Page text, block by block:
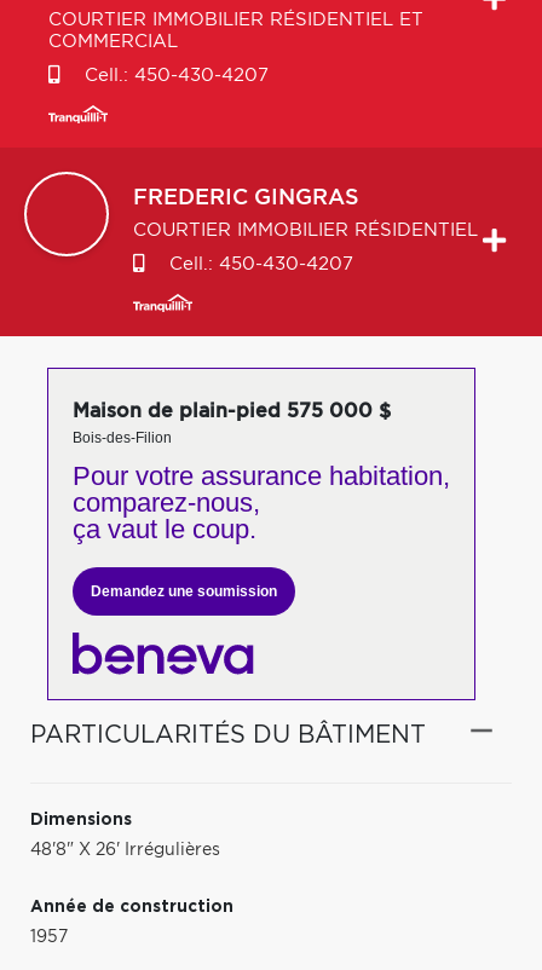
COURTIER IMMOBILIER RÉSIDENTIEL ET
COMMERCIAL
Cell.: 450-430-4207
FREDERIC GINGRAS
COURTIER IMMOBILIER RÉSIDENTIEL
Cell.: 450-430-4207
Maison de plain-pied 575 000 $
Bois-des-Filion
Pour votreassurance habitation,
comparez-nous,
ça vaut le coup.
Demandez une soumission
PARTICULARITÉS DU BÂTIMENT
Dimensions
48'8" X 26' Irrégulières
Année de construction
1957